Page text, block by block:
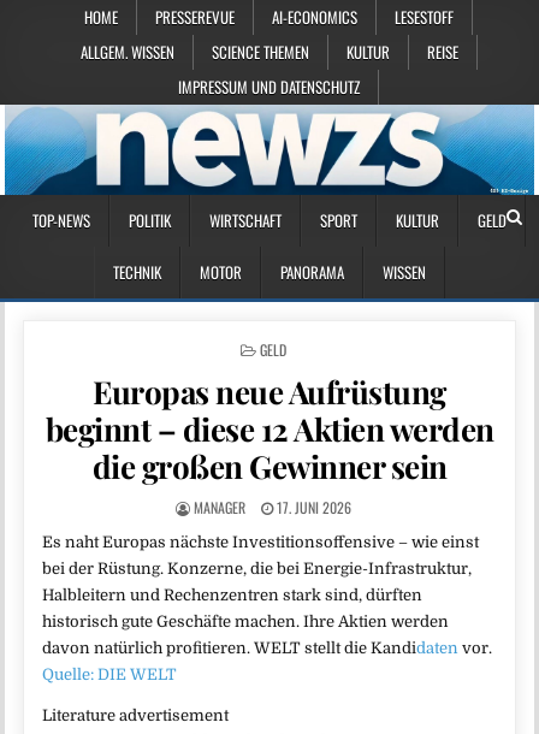
HOME PRESSEREVUE AI-ECONOMICS
LESESTOFF
ALLGEM. WISSEN
SCIENCE THEMEN KULTUR
REISE
IMPRESSUM UND DATENSCHUTZ
TOP-NEWS POLITIK WIRTSCHAFT SPORT KULTUR GELD
TECHNIK MOTOR PANORAMA WISSEN
POSTED IN
GELD
Europas neue Aufrüstung
beginnt – diese 12 Aktien werden
die großen Gewinner sein
MANAGER 17. JUNI 2026
Es naht Europas nächste Investitionsoffensive – wie einst
bei der Rüstung. Konzerne, die bei Energie-Infrastruktur,
Halbleitern und Rechenzentren stark sind, dürften
historisch gute Geschäfte machen. Ihre Aktien werden
davon natürlich profitieren. WELT stellt die Kandidaten vor.
Quelle: DIE WELT
Literature advertisement